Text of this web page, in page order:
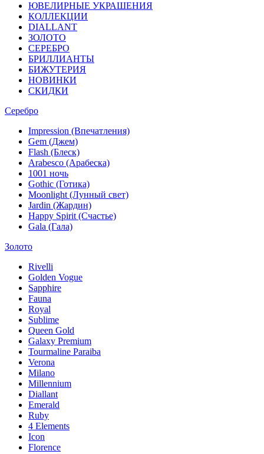
ЮВЕЛИРНЫЕ УКРАШЕНИЯ
КОЛЛЕКЦИИ
DIALLANT
ЗОЛОТО
СЕРЕБРО
БРИЛЛИАНТЫ
БИЖУТЕРИЯ
НОВИНКИ
СКИДКИ
Серебро
Impression (Впечатления)
Gem (Джем)
Flash (Блеск)
Arabesco (Арабеска)
1001 ночь
Gothic (Готика)
Moonlight (Лунный свет)
Jardin (Жардин)
Happy Spirit (Счастье)
Gala (Гала)
Золото
Rivelli
Golden Vogue
Sapphire
Fauna
Royal
Sublime
Queen Gold
Galaxy Premium
Tourmaline Paraiba
Verona
Milano
Millennium
Diallant
Emerald
Ruby
4 Elements
Icon
Florence